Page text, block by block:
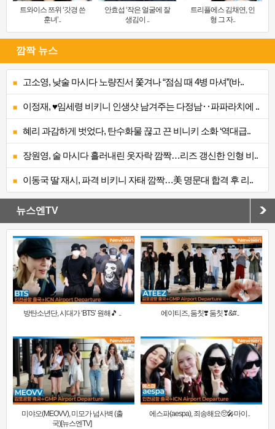
트와이스 쯔위 ‘갓경 쓴
훈녀’..
안효섭 ‘작은 얼굴에 잘
생김이 ..
트리플에스 김채연, 인
형 그 자..
깜짝 뉴스
고소영, 낮술 마시다 노량진서 쫓겨나 “점심 때 4병 마셔”(바..
이정재, ♥임세령 비키니 인생샷 남겨주는 다정남‥파파라치에 ..
혜리 과감하게 벗었다, 탄수화물 끊고 끈 비니키 소화 ‘역대급..
장원영, 술 마시다 흘러내린 옷자락 깜짝…리즈 갱신한 인형 비..
이동국 딸 재시, 파격 비키니 자태 깜짝…美 명문대 합격 후 리..
뉴스엔TV
방탄소년단, 시대가 ‘BTS’ 원해🎵 .. 에이티즈, 둠칫❣️ 둠칫❣&#..
미야오(MEOVV), 미모가 넘사벽 (출
국)[뉴스엔TV]
에스파(aespa), 죄송해요🥺🎤마이..